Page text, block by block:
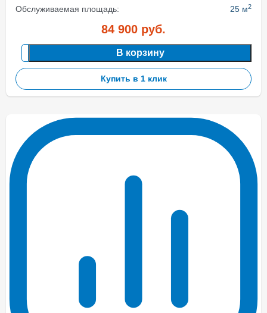
Обслуживаемая площадь:
25 м2
84 900 руб.
В корзину
Купить в 1 клик